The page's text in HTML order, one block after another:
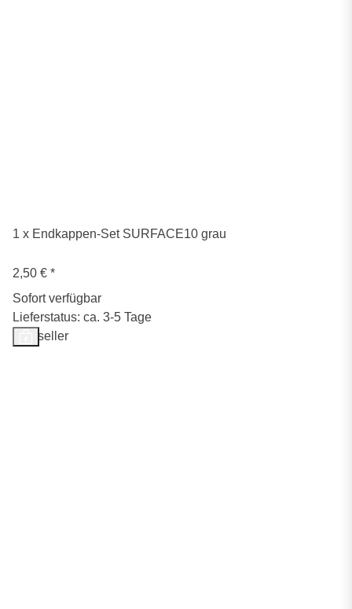
1 x Endkappen-Set SURFACE10 grau
2,50 € *
Sofort verfügbar
Lieferstatus: ca. 3-5 Tage
Bestseller